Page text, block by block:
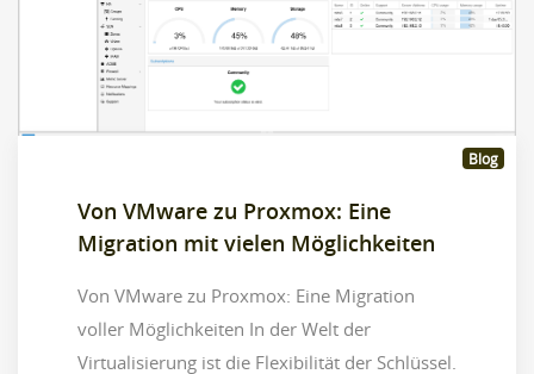
Blog
Von VMware zu Proxmox: Eine
Migration mit vielen Möglichkeiten
Von VMware zu Proxmox: Eine Migration
voller Möglichkeiten In der Welt der
Virtualisierung ist die Flexibilität der Schlüssel.